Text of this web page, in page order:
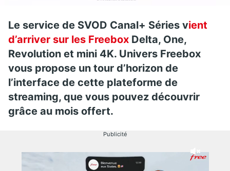
Le service de SVOD Canal+ Séries vient
d’arriver sur les Freebox Delta, One,
Revolution et mini 4K. Univers Freebox
vous propose un tour d’horizon de
l’interface de cette plateforme de
streaming, que vous pouvez découvrir
grâce au mois offert.
Publicité